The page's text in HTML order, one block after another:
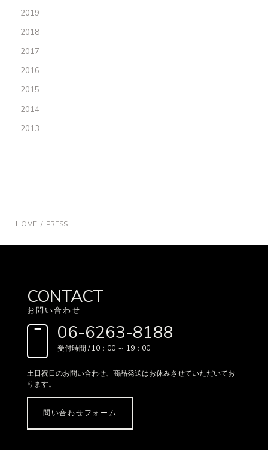
2019
2018
2017
2016
2015
2014
2013
HOME PRESS
CONTACT
お問い合わせ
06-6263-8188
受付時間 / 10：00 ～ 19：00
土日祝日のお問い合わせ、 商品発送はお休みさせていただいてお
ります。
問い合わせフォーム